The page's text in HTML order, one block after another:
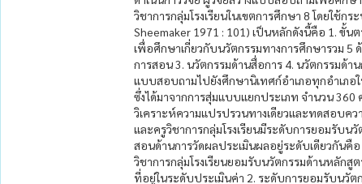
วิชาการกลุ่มโรงเรียนในเขตการศึกษา 8 โดยใช้ก
Sheemaker 1971 : 101) เป็นหลักดังนี้คือ 1. ขั้
เพื่อศึกษาเกี่ยวกับนวัตกรรมทางการศึกษารวม 5
การสอน 3. นวัตกรรมด้านสื่อการ 4. นวัตกรรมด้า
แบบสอบถามไปยังศึกษานิเทศก์อำเภอทุกอำเภอใ
ซึ่งได้มาจากการสุ่มแบบแยกประเภท จำนวน 360
วิเคราะห์ความแปรปรวนทางเดียวและทดสอบค
และครูวิชาการกลุ่มโรงเรียนมีระดับการยอมรับน
สอนด้านการวัดผลประเมินผลอยู่ระดับเดียวกันคื
วิชาการกลุ่มโรงเรียนยอมรับนวัตกรรมด้านหลัก
ที่อยู่ในระดับประเมินค่า 2. ระดับการยอมรับนวั